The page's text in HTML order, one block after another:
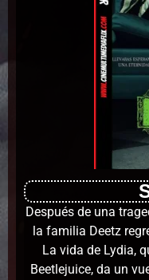
Después de una
la familia Deetz
La vida de Lydia,
Beetlejuice, da un